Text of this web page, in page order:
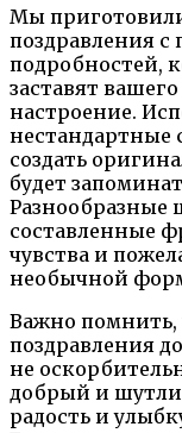
Мы
поздравления
подробностей,
заставят
настроение.
нестандартные
создать
будет
Разнообразные
составленные
чувства и
необычной
Важно помнить,
поздравления
не
добрый и
радость и